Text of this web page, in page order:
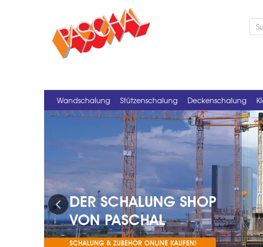
Wandschalung Stützenschalung Deckenschalung
Previous